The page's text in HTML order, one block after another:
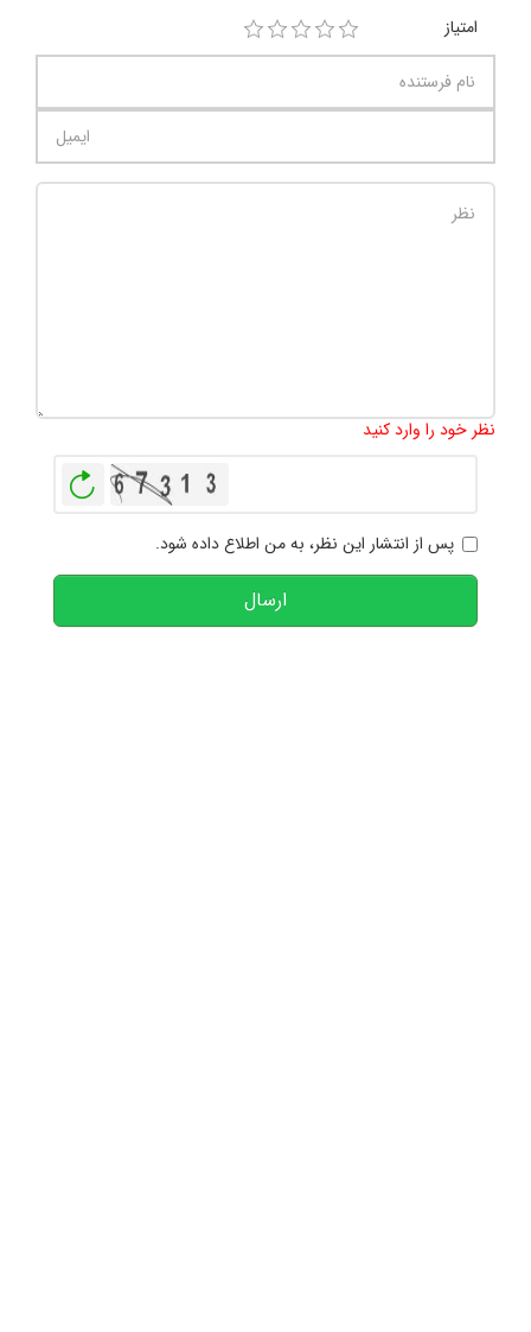
امتیاز
نظر خود را وارد کنید
پس از انتشار این نظر، به من اطلاع داده شود.
ارسال